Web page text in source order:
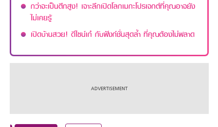
กว่าจะเป็นตึกสูง! เจาะลึกเปิดโลกเมกะโปรเจกต์ที่คุณอาจยัง
ไม่เคยรู้
เปิดบ้านสวย! ดีไซน์เก๋ กับฟังก์ชั่นสุดล้ำ ที่คุณต้องไม่พลาด